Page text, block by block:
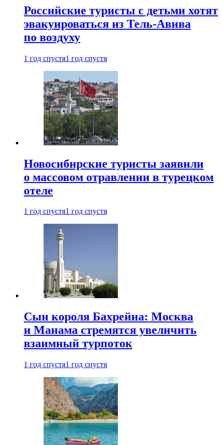
Российские туристы с детьми хотят
эвакуироваться из Тель-Авива
по воздуху
1 год спустя1 год спустя
Новосибирские туристы заявили
о массовом отравлении в турецком
отеле
1 год спустя1 год спустя
Сын короля Бахрейна: Москва
и Манама стремятся увеличить
взаимный турпоток
1 год спустя1 год спустя